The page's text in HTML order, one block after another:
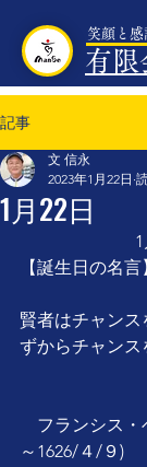
笑顔と感
有
記事
1月22日
文 信永
2023年1月22日
【誕生日の名言
賢者はチャン
ずからチャンス
フランシス・
～1626/４/９)